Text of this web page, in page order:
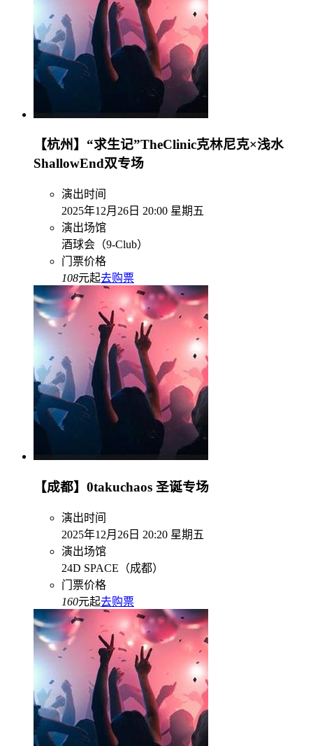
【杭州】“求生记”TheClinic克林尼克×浅水
ShallowEnd双专场
演出时间
2025年12月26日 20:00 星期五
演出场馆
酒球会（9-Club）
门票价格
108元起去购票
【成都】0takuchaos 圣诞专场
演出时间
2025年12月26日 20:20 星期五
演出场馆
24D SPACE（成都）
门票价格
160元起去购票